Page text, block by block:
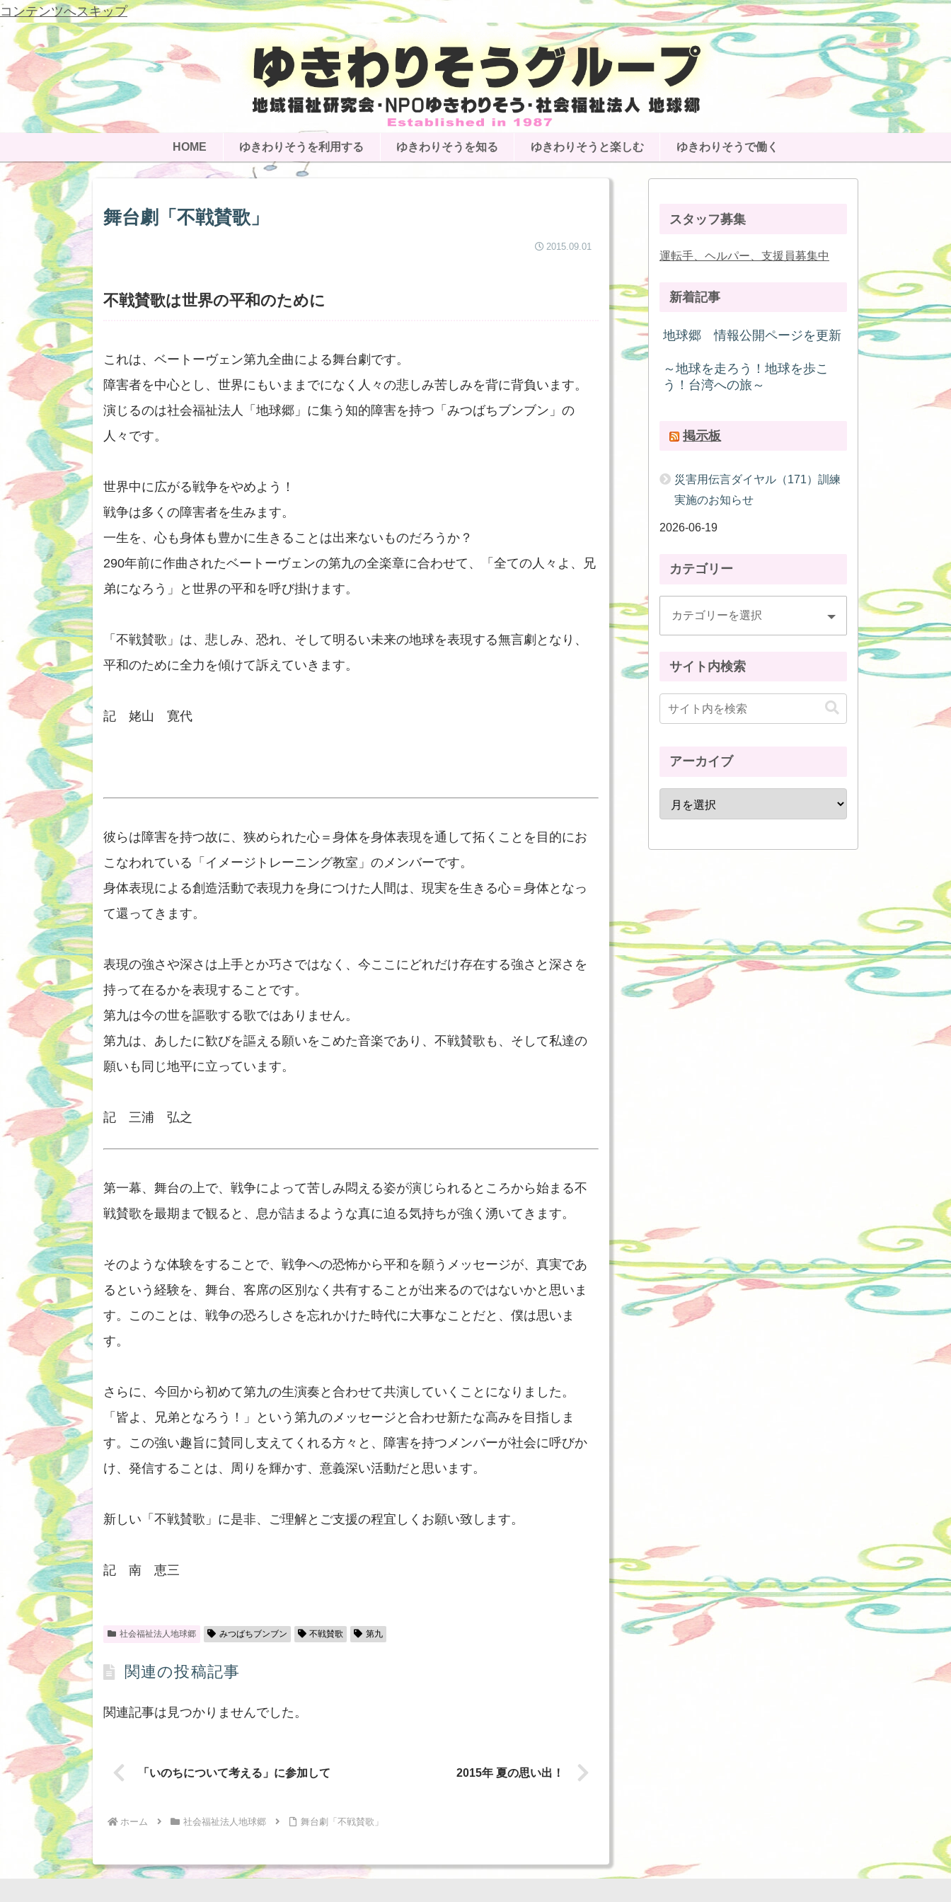
コンテンツへスキップ
HOME ゆきわりそうを利用する ゆきわりそうを知る ゆきわりそうと楽しむ ゆきわりそうで働く
舞台劇「不戦賛歌」
2015.09.01
不戦賛歌は世界の平和のために
これは、ベートーヴェン第九全曲による舞台劇です。
障害者を中心とし、世界にもいままでになく人々の悲しみ苦しみを背に背負います。
演じるのは社会福祉法人「地球郷」に集う知的障害を持つ「みつばちブンブン」の
人々です。
世界中に広がる戦争をやめよう！
戦争は多くの障害者を生みます。
一生を、心も身体も豊かに生きることは出来ないものだろうか？
290年前に作曲されたベートーヴェンの第九の全楽章に合わせて、「全ての人々よ、兄
弟になろう」と世界の平和を呼び掛けます。
「不戦賛歌」は、悲しみ、恐れ、そして明るい未来の地球を表現する無言劇となり、
平和のために全力を傾けて訴えていきます。
記 姥山 寛代
彼らは障害を持つ故に、狭められた心＝身体を身体表現を通して拓くことを目的にお
こなわれている「イメージトレーニング教室」のメンバーです。
身体表現による創造活動で表現力を身につけた人間は、現実を生きる心＝身体となっ
て還ってきます。
表現の強さや深さは上手とか巧さではなく、今ここにどれだけ存在する強さと深さを
持って在るかを表現することです。
第九は今の世を謳歌する歌ではありません。
第九は、あしたに歓びを謳える願いをこめた音楽であり、不戦賛歌も、そして私達の
願いも同じ地平に立っています。
記 三浦 弘之
第一幕、舞台の上で、戦争によって苦しみ悶える姿が演じられるところから始まる不
戦賛歌を最期まで観ると、息が詰まるような真に迫る気持ちが強く湧いてきます。
そのような体験をすることで、戦争への恐怖から平和を願うメッセージが、真実であ
るという経験を、舞台、客席の区別なく共有することが出来るのではないかと思いま
す。このことは、戦争の恐ろしさを忘れかけた時代に大事なことだと、僕は思いま
す。
さらに、今回から初めて第九の生演奏と合わせて共演していくことになりました。
「皆よ、兄弟となろう！」という第九のメッセージと合わせ新たな高みを目指しま
す。この強い趣旨に賛同し支えてくれる方々と、障害を持つメンバーが社会に呼びか
け、発信することは、周りを輝かす、意義深い活動だと思います。
新しい「不戦賛歌」に是非、ご理解とご支援の程宜しくお願い致します。
記 南 恵三
社会福祉法人地球郷 みつばちブンブン 不戦賛歌 第九
関連の投稿記事
関連記事は見つかりませんでした。
「いのちについて考える」に参加して 2015年 夏の思い出！
ホーム 社会福祉法人地球郷 舞台劇「不戦賛歌」
スタッフ募集
運転手、ヘルパー、支援員募集中
新着記事
地球郷 情報公開ページを更新
～地球を走ろう！地球を歩こ
う！台湾への旅～
掲示板
災害用伝言ダイヤル（171）訓練
実施のお知らせ
2026-06-19
カテゴリー
サイト内検索
アーカイブ